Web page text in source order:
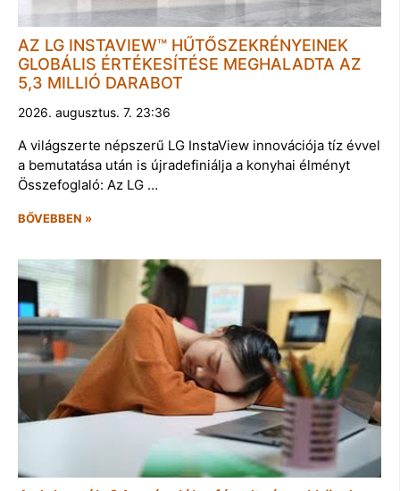
AZ LG INSTAVIEW™ HŰTŐSZEKRÉNYEINEK
GLOBÁLIS ÉRTÉKESÍTÉSE MEGHALADTA AZ
5,3 MILLIÓ DARABOT
2026. augusztus. 7. 23:36
A világszerte népszerű LG InstaView innovációja tíz évvel
a bemutatása után is újradefiniálja a konyhai élményt
Összefoglaló: Az LG …
BŐVEBBEN »